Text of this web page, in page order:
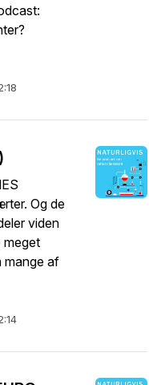
Og de
viden
meget
mange af